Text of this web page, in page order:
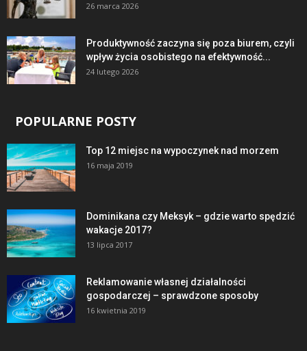
26 marca 2026
Produktywność zaczyna się poza biurem, czyli
wpływ życia osobistego na efektywność...
24 lutego 2026
POPULARNE POSTY
Top 12 miejsc na wypoczynek nad morzem
16 maja 2019
Dominikana czy Meksyk – gdzie warto spędzić
wakacje 2017?
13 lipca 2017
Reklamowanie własnej działalności
gospodarczej – sprawdzone sposoby
16 kwietnia 2019